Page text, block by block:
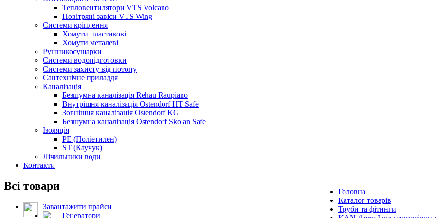
Тепловентилятори VTS Volcano
Повітряні завіси VTS Wing
Системи кріплення
Хомути пластикові
Хомути металеві
Рушникосушарки
Системи водопідготовки
Системи захисту від потопу
Сантехнічне приладдя
Каналізація
Безшумна каналізація Rehau Raupiano
Внутрішня каналізація Ostendorf HT Safe
Зовнішня каналізація Ostendorf KG
Безшумна каналізація Ostendorf Skolan Safe
Ізоляція
PE (Поліетилен)
ST (Каучук)
Лічильники води
Контакти
Головна
Каталог товарів
Труби та фітинги
Всі товари
Завантажити прайси
Генератори